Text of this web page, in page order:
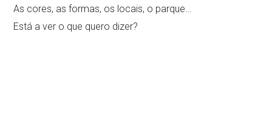
As cores, as formas, os locais, o parque…
Está a ver o que quero dizer?